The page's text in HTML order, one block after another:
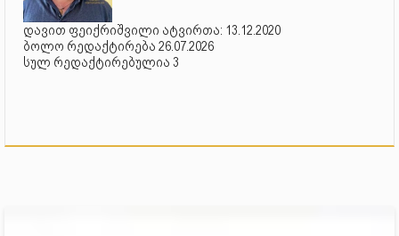
დავით ფეიქრიშვილი ატვირთა: 13.12.2020
ბოლო რედაქტირება 26.07.2026
სულ რედაქტირებულია 3